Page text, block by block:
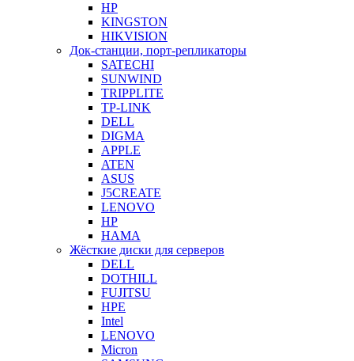
HP
KINGSTON
HIKVISION
Док-станции, порт-репликаторы
SATECHI
SUNWIND
TRIPPLITE
TP-LINK
DELL
DIGMA
APPLE
ATEN
ASUS
J5CREATE
LENOVO
HP
HAMA
Жёсткие диски для серверов
DELL
DOTHILL
FUJITSU
HPE
Intel
LENOVO
Micron